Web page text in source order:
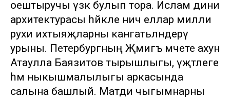
оештыручы үзәк булып тора. Ислам дини
архитектурасы һәйкәле ничә еллар милли
рухи ихтыяҗларны канәгатьләндерү
урыны. Петербургның Җәмигъ мәчете ахун
Атаулла Баязитов тырышлыгы, үҗәтлеге
һәм ныкышмалылыгы аркасында
салына башлый. Матди чыгымнарны